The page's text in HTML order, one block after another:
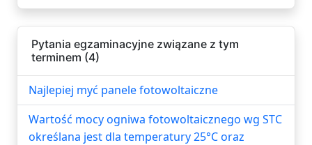
Pytania egzaminacyjne związane z tym
terminem (4)
Najlepiej myć panele fotowoltaiczne
Wartość mocy ogniwa fotowoltaicznego wg STC
określana jest dla temperatury 25°C oraz